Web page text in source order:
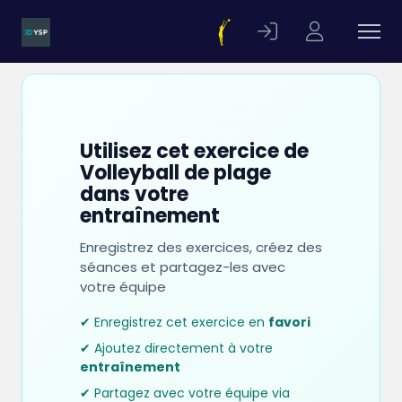
Utilisez cet exercice de
Volleyball de plage
dans votre
entraînement
Enregistrez des exercices, créez des
séances et partagez-les avec
votre équipe
✔ Enregistrez cet exercice en favori
✔ Ajoutez directement à votre
entraînement
✔ Partagez avec votre équipe via